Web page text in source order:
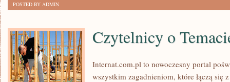
POSTED BY ADMIN
Czytelnicy o
Internat.com.pl to nowoczesny portal
wszystkim zagadnieniom, które łączą się